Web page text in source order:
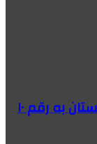
افزایش حجم تجارت بین ایران و پاکستان به رقم ۱۰